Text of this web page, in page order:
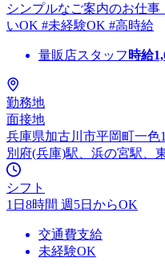
シンプルなご案内のお仕
いOK #未経験OK #高時給
量販店スタッフ 時給
勤務地
面接地
兵庫県加古川市平岡町一色
別府(兵庫)駅、浜の宮駅、
シフト
1日8時間 週5日からOK
交通費支給
未経験OK